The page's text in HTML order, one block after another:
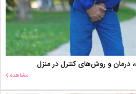
درمان و روش‌های کنترل در منزل
مشاهده